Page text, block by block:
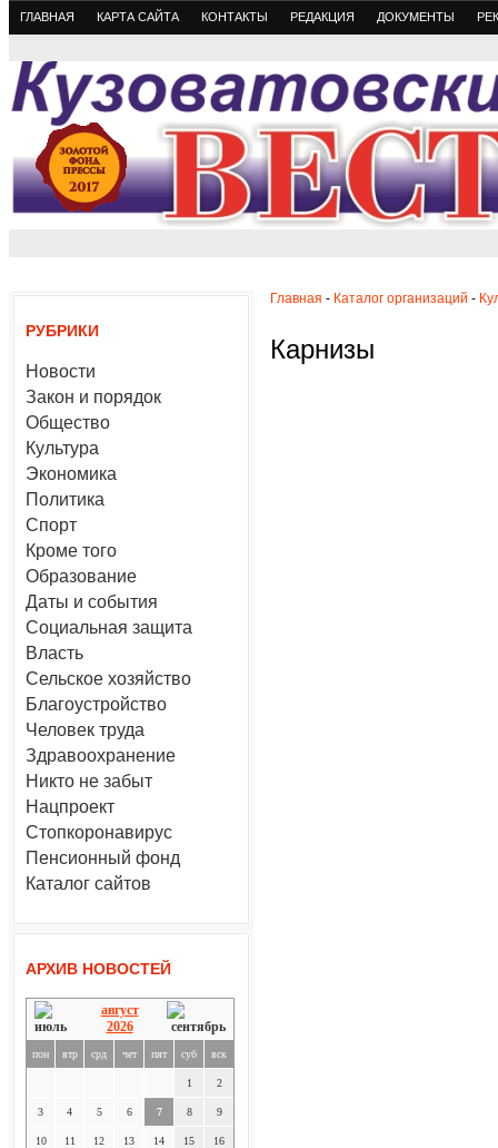
ГЛАВНАЯ КАРТА САЙТА КОНТАКТЫ РЕДАКЦИЯ ДОКУМЕНТЫ
РУБРИКИ
Новости
Закон и порядок
Общество
Культура
Экономика
Политика
Спорт
Кроме того
Образование
Даты и события
Социальная защита
Власть
Сельское хозяйство
Благоустройство
Человек труда
Здравоохранение
Никто не забыт
Нацпроект
Стопкоронавирус
Пенсионный фонд
Каталог сайтов
АРХИВ НОВОСТЕЙ
август
2026
пон втр срд чет пят суб вск
1 2
3 4 5 6 7 8 9
10 11 12 13 14 15 16
Главная - Каталог организаций -
Карнизы